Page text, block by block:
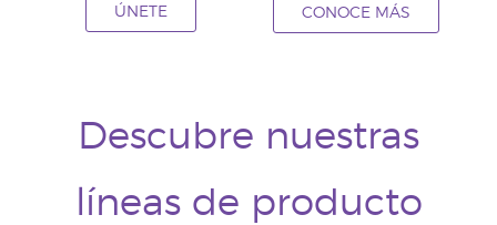
ÚNETE CONOCE MÁS
Descubre nuestras
líneas de producto